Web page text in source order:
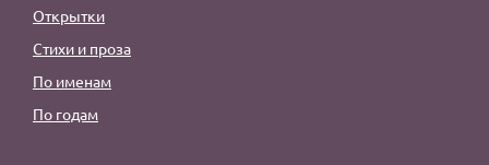
Открытки
Стихи и проза
По именам
По годам